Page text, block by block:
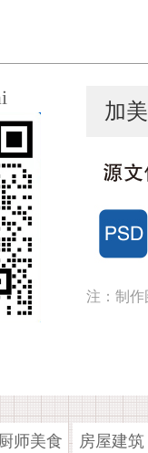
加
注：制作
厨师美食 房屋建筑